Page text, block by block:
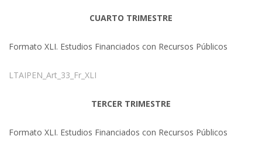
CUARTO TRIMESTRE
Formato XLI. Estudios Financiados con Recursos Públicos
LTAIPEN_Art_33_Fr_XLI
TERCER TRIMESTRE
Formato XLI. Estudios Financiados con Recursos Públicos